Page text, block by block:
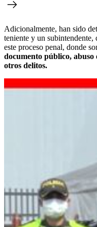
Adicionalmente, han sido
teniente y un subintendente,
este proceso penal, donde
documento público,
otros delitos.